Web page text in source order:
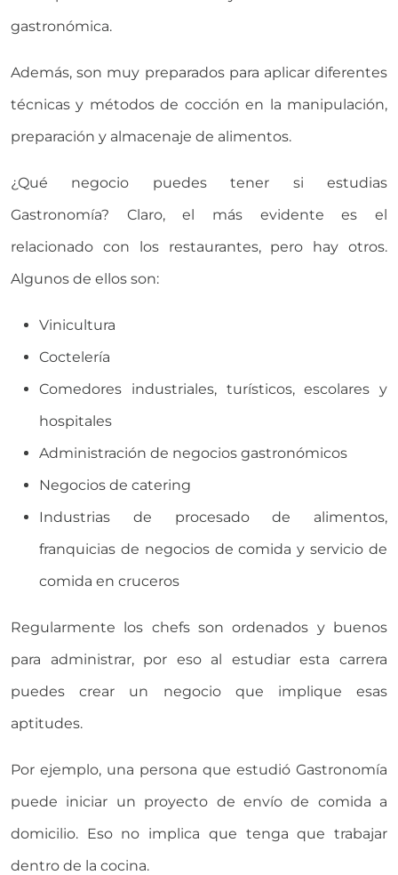
gastronómica.
Además, son muy preparados para aplicar diferentes
técnicas y métodos de cocción en la manipulación,
preparación y almacenaje de alimentos.
¿Qué negocio puedes tener si estudias
Gastronomía? Claro, el más evidente es el
relacionado con los restaurantes, pero hay otros.
Algunos de ellos son:
Vinicultura
Coctelería
Comedores industriales, turísticos, escolares y
hospitales
Administración de negocios gastronómicos
Negocios de catering
Industrias de procesado de alimentos,
franquicias de negocios de comida y servicio de
comida en cruceros
Regularmente los chefs son ordenados y buenos
para administrar, por eso al estudiar esta carrera
puedes crear un negocio que implique esas
aptitudes.
Por ejemplo, una persona que estudió Gastronomía
puede iniciar un proyecto de envío de comida a
domicilio. Eso no implica que tenga que trabajar
dentro de la cocina.